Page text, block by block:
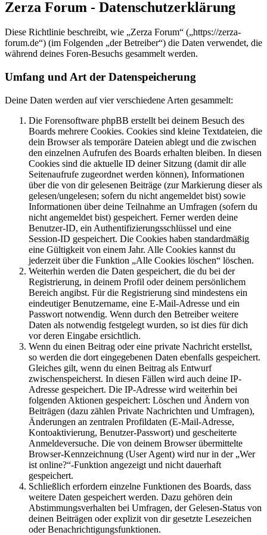
Zerza Forum - Datenschutzerklärung
Diese Richtlinie beschreibt, wie „Zerza Forum“ („https://zerza-
forum.de“) (im Folgenden „der Betreiber“) die Daten verwendet, die
während deines Foren-Besuchs gesammelt werden.
Umfang und Art der Datenspeicherung
Deine Daten werden auf vier verschiedene Arten gesammelt:
Die Forensoftware phpBB erstellt bei deinem Besuch des
Boards mehrere Cookies. Cookies sind kleine Textdateien, die
dein Browser als temporäre Dateien ablegt und die zwischen
den einzelnen Aufrufen des Boards erhalten bleiben. In diesen
Cookies sind die aktuelle ID deiner Sitzung (damit dir alle
Seitenaufrufe zugeordnet werden können), Informationen
über die von dir gelesenen Beiträge (zur Markierung dieser als
gelesen/ungelesen; sofern du nicht angemeldet bist) sowie
Informationen über deine Teilnahme an Umfragen (sofern du
nicht angemeldet bist) gespeichert. Ferner werden deine
Benutzer-ID, ein Authentifizierungsschlüssel und eine
Session-ID gespeichert. Die Cookies haben standardmäßig
eine Gültigkeit von einem Jahr. Alle Cookies kannst du
jederzeit über die Funktion „Alle Cookies löschen“ löschen.
Weiterhin werden die Daten gespeichert, die du bei der
Registrierung, in deinem Profil oder deinem persönlichem
Bereich angibst. Für die Registrierung sind mindestens ein
eindeutiger Benutzername, eine E-Mail-Adresse und ein
Passwort notwendig. Wenn durch den Betreiber weitere
Daten als notwendig festgelegt wurden, so ist dies für dich
vor deren Eingabe ersichtlich.
Wenn du einen Beitrag oder eine private Nachricht erstellst,
so werden die dort eingegebenen Daten ebenfalls gespeichert.
Gleiches gilt, wenn du einen Beitrag als Entwurf
zwischenspeicherst. In diesen Fällen wird auch deine IP-
Adresse gespeichert. Die IP-Adresse wird weiterhin bei
folgenden Aktionen gespeichert: Löschen und Ändern von
Beiträgen (dazu zählen Private Nachrichten und Umfragen),
Änderungen an zentralen Profildaten (E-Mail-Adresse,
Kontoaktivierung, Benutzer-Passwort) und gescheiterte
Anmeldeversuche. Die von deinem Browser übermittelte
Browser-Kennzeichnung (User Agent) wird nur in der „Wer
ist online?“-Funktion angezeigt und nicht dauerhaft
gespeichert.
Schließlich erfordern einzelne Funktionen des Boards, dass
weitere Daten gespeichert werden. Dazu gehören dein
Abstimmungsverhalten bei Umfragen, der Gelesen-Status von
deinen Beiträgen oder explizit von dir gesetzte Lesezeichen
oder Benachrichtigungsfunktionen.